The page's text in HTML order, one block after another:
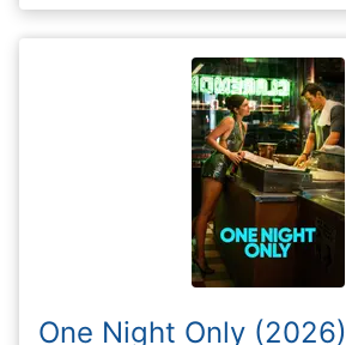
One Night Only (2026)